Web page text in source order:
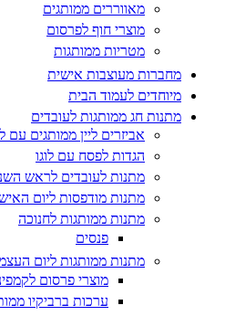
מאווררים ממותגים
מוצרי חוף לפרסום
מטריות ממותגות
מחברות מעוצבות אישית
מיוחדים לעמוד הבית
מתנות חג ממותגות לעובדים
אביזרים ליין ממותגים עם
הגדות לפסח עם לוגו
מתנות לעובדים לראש
מתנות מודפסות ליום
מתנות ממותגות לחנוכה
פנסים
מתנות ממותגות ליום
מוצרי פרסום
ערכות ברביקיו